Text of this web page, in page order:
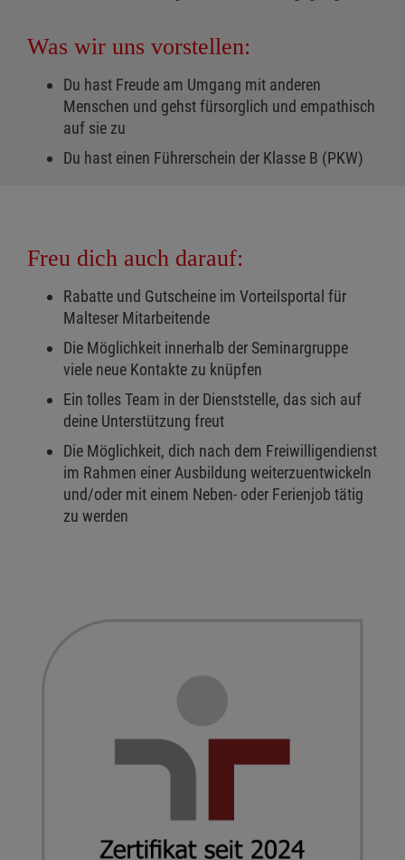
Was wir uns vorstellen:
Du hast Freude am Umgang mit anderen
Menschen und gehst fürsorglich und empathisch
auf sie zu
Du hast einen Führerschein der Klasse B (PKW)
Freu dich auch darauf:
Rabatte und Gutscheine im Vorteilsportal für
Malteser Mitarbeitende
Die Möglichkeit innerhalb der Seminargruppe
viele neue Kontakte zu knüpfen
Ein tolles Team in der Dienststelle, das sich auf
deine Unterstützung freut
Die Möglichkeit, dich nach dem Freiwilligendienst
im Rahmen einer Ausbildung weiterzuentwickeln
und/oder mit einem Neben- oder Ferienjob tätig
zu werden